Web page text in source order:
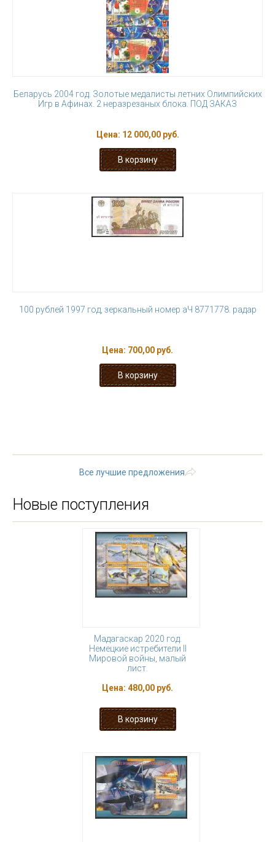
Беларусь 2004 год. Золотые медалисты летних Олимпийских
Игр в Афинах. 2 неразрезаных блока. ПОД ЗАКАЗ
Цена: 12 000,00 руб.
100 рублей 1997 год, зеркальный номер аЧ 8771778. радар
Цена: 700,00 руб.
Все лучшие предложения
Новые поступления
Мадагаскар 2020 год.
Немецкие истребители II
Мировой войны, малый
лист.
Цена: 480,00 руб.